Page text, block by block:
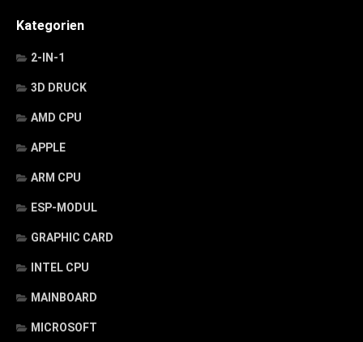
Kategorien
2-IN-1
3D DRUCK
AMD CPU
APPLE
ARM CPU
ESP-MODUL
GRAPHIC CARD
INTEL CPU
MAINBOARD
MICROSOFT